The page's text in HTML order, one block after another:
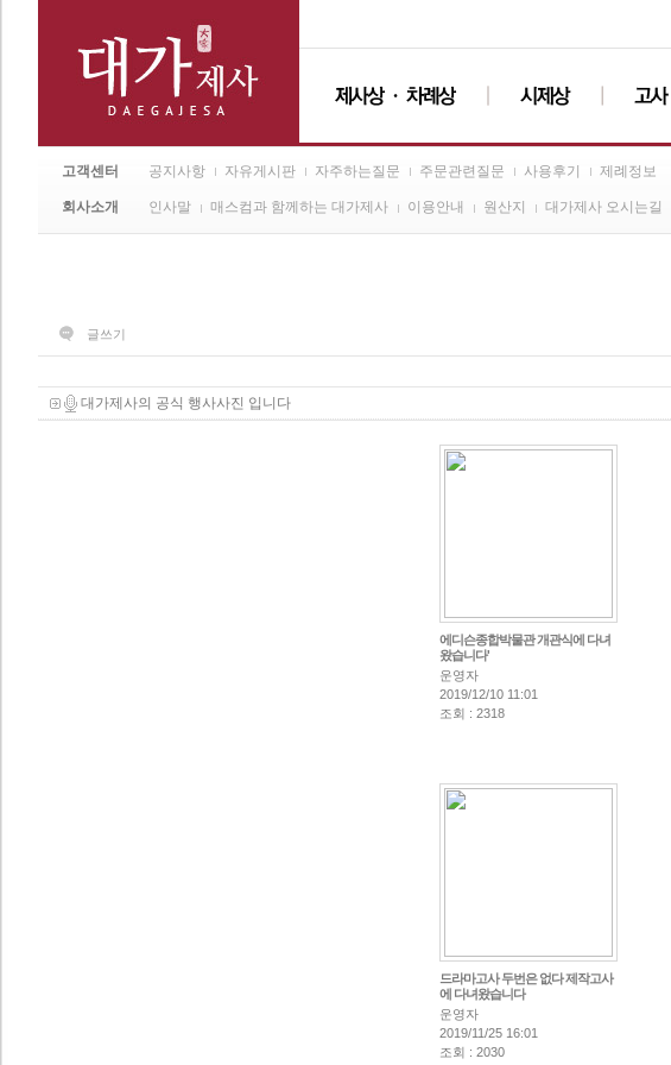
고객센터 공지사항 자유게시판 자주하는질문 주문관련질문 사용후기 제례정보
회사소개 인사말 매스컴과 함께하는 대가제사 이용안내 원산지 대가제사 오시는길
글쓰기
대가제사의 공식 행사사진 입니다
에디슨종합박물관 개관식에 다녀
왔습니다'
운영자
2019/12/10 11:01
조회 : 2318
드라마고사 두번은 없다 제작고사
에 다녀왔습니다
운영자
2019/11/25 16:01
조회 : 2030